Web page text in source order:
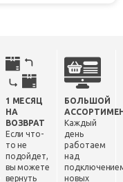
1 МЕСЯЦ
НА
ВОЗВРАТ
Если что-
то не
подойдет,
вы можете
вернуть
БОЛЬШОЙ
Каждый
день
работаем
над
новых